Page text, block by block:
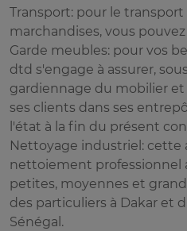
Transport: pour le
marchandises, vous
Garde meubles: pour vos
dtd s'engage à assurer,
gardiennage du mobilier
ses clients dans ses
l'état à la fin du présent
Nettoyage industriel: cette
nettoiement professionnel
petites, moyennes et
des particuliers à Dakar et
Sénégal.